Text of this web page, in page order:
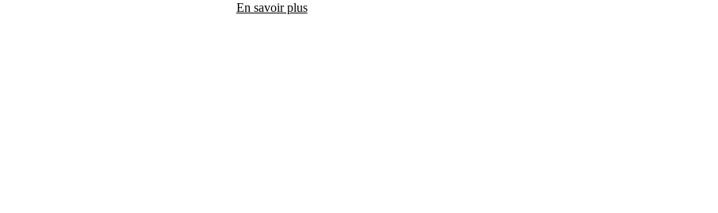
En savoir plus